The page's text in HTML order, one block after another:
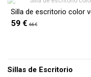
Silla de escritorio color
59 € 66 €
Sillas de Escritorio